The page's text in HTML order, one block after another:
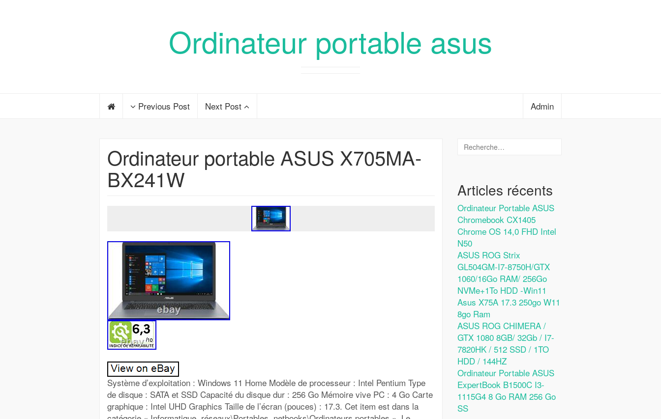
Ordinateur portable asus
Previous Post Next Post Admin
Ordinateur portable ASUS X705MA-
BX241W
Système d’exploitation : Windows 11 Home Modèle de processeur : Intel Pentium Type
de disque : SATA et SSD Capacité du disque dur : 256 Go Mémoire vive PC : 4 Go Carte
graphique : Intel UHD Graphics Taille de l’écran (pouces) : 17.3. Cet item est dans la
Articles récents
Ordinateur Portable ASUS
Chromebook CX1405
Chrome OS 14,0 FHD Intel
N50
ASUS ROG Strix
GL504GM-I7-8750H/GTX
1060/16Go RAM/ 256Go
NVMe+1To HDD -Win11
Asus X75A 17.3 250go W11
8go Ram
ASUS ROG CHIMERA /
GTX 1080 8GB/ 32Gb / I7-
7820HK / 512 SSD / 1TO
HDD / 144HZ
Ordinateur Portable ASUS
ExpertBook B1500C I3-
1115G4 8 Go RAM 256 Go
SS